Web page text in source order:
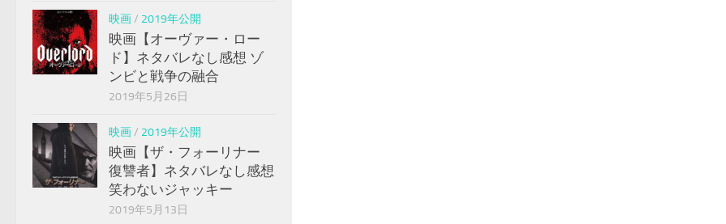
映画/ 2019年公開
映画【オーヴァー・ロー
ド】ネタバレなし感想 ゾ
ンビと戦争の融合
2019年5月26日
映画/ 2019年公開
映画【ザ・フォーリナー
復讐者】ネタバレなし感想
笑わないジャッキー
2019年5月13日